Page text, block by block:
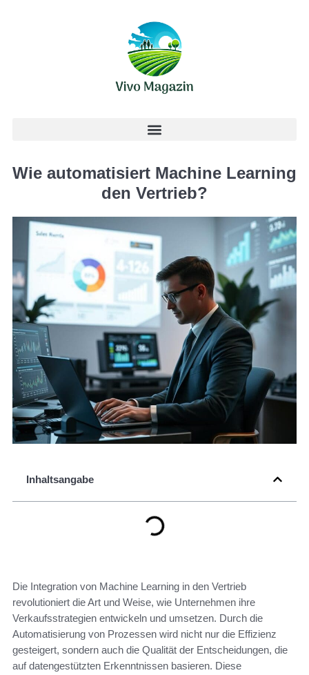
Wie automatisiert Machine Learning
den Vertrieb?
Inhaltsangabe
Die Integration von Machine Learning in den Vertrieb
revolutioniert die Art und Weise, wie Unternehmen ihre
Verkaufsstrategien entwickeln und umsetzen. Durch die
Automatisierung von Prozessen wird nicht nur die Effizienz
gesteigert, sondern auch die Qualität der Entscheidungen, die
auf datengestützten Erkenntnissen basieren. Diese